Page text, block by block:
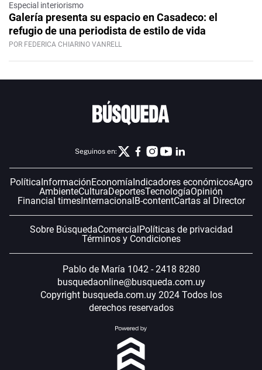
Especial interiorismo
Galería presenta su espacio en Casadeco: el
refugio de una periodista de estilo de vida
POR FEDERICA CHIARINO VANRELL
Seguinos en:
PolíticaInformaciónEconomíaIndicadores económicosAgro
AmbienteCulturaDeportesTecnologíaOpinión
Financial timesInternacionalB-contentCartas al Director
Sobre BúsquedaComercialPolíticas de privacidad
Términos y Condiciones
Pablo de María 1042 - 2418 8280
busquedaonline@busqueda.com.uy
Copyright busqueda.com.uy 2024 Todos los
derechos reservados